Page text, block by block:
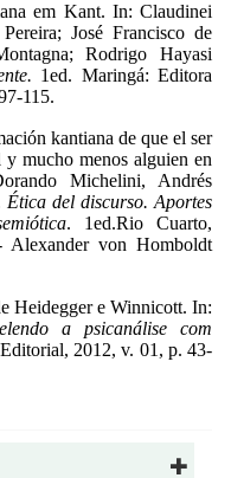
em Kant. In: Claudinei
José Francisco de
Rodrigo Hayasi
1ed. Maringá: Editora
115.
kantiana de que el ser
mucho menos alguien en
Michelini, Andrés
Ética del discurso. Aportes
. 1ed.Rio Cuarto,
Alexander von Homboldt
Heidegger e Winnicott. In:
a psicanálise com
2012, v. 01, p. 43-